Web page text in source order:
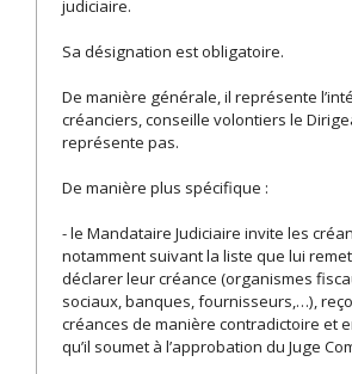
judiciaire.
Sa désignation est obligatoire.
De manière générale, il représente
créanciers, conseille volontiers le
représente pas.
De manière plus spécifique :
- le Mandataire Judiciaire invite les
notamment suivant la liste que lui
déclarer leur créance (organismes
sociaux, banques, fournisseurs,…),
créances de manière contradictoire et
qu’il soumet à l’approbation du Juge